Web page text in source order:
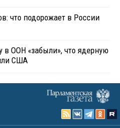
что подорожает в России
в ООН «забыли», что ядерную
США